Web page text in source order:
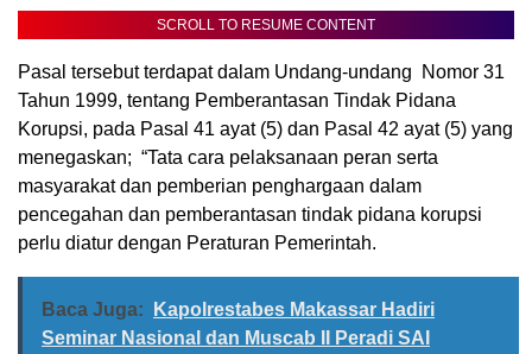
SCROLL TO RESUME CONTENT
Pasal tersebut terdapat dalam Undang-undang Nomor 31
Tahun 1999, tentang Pemberantasan Tindak Pidana
Korupsi, pada Pasal 41 ayat (5) dan Pasal 42 ayat (5) yang
menegaskan; “Tata cara pelaksanaan peran serta
masyarakat dan pemberian penghargaan dalam
pencegahan dan pemberantasan tindak pidana korupsi
perlu diatur dengan Peraturan Pemerintah.
Baca Juga:
Kapolrestabes Makassar Hadiri
Seminar Nasional dan Muscab II Peradi SAI